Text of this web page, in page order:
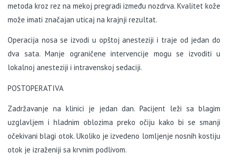
metoda kroz rez na mekoj pregradi između nozdrva. Kvalitet kože
može imati značajan uticaj na krajnji rezultat.
Operacija nosa se izvodi u opštoj anesteziji i traje od jedan do
dva sata. Manje ograničene intervencije mogu se izvoditi u
lokalnoj anesteziji i intravenskoj sedaciji.
POSTOPERATIVA
Zadržavanje na klinici je jedan dan. Pacijent leži sa blagim
uzglavljem i hladnim oblozima preko očiju kako bi se smanji
očekivani blagi otok. Ukoliko je izvedeno lomljenje nosnih kostiju
otok je izraženiji sa krvnim podlivom.